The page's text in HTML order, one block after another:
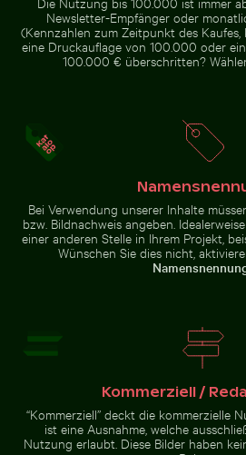
Küstenblick auf Mandraki
mit Strongyli-Insel
Newsletter-Empfänger oder
(Kennzahlen zum Zeitpunkt des
eine Druckauflage von 100.000 oder
100.000 € überschritten?
Bei Verwendung unserer Inhalte
bzw. Bildnachweis angeben.
einer anderen Stelle in Ihrem Projekt,
Wünschen Sie dies nicht,
Kommerziell /
“Kommerziell” deckt die kommerzielle
ist eine Ausnahme, welche
Nutzung erlaubt. Diese Bilder haben